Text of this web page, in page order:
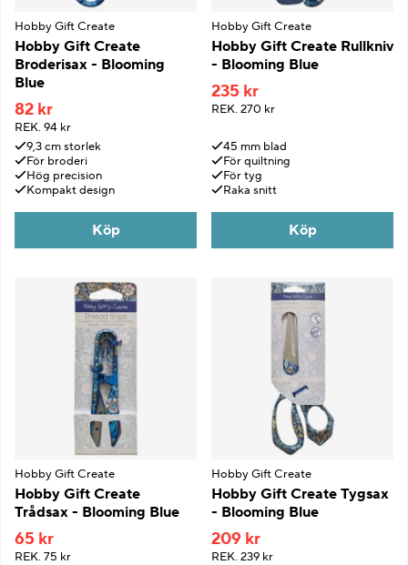
Hobby Gift Create
Hobby Gift Create
Broderisax - Blooming
Blue
82 kr
REK. 94 kr
9,3 cm storlek
För broderi
Hög precision
Kompakt design
Köp
Hobby Gift Create
Hobby Gift Create Rullkniv
- Blooming Blue
235 kr
REK. 270 kr
45 mm blad
För quiltning
För tyg
Raka snitt
Köp
Hobby Gift Create
Hobby Gift Create
Trådsax - Blooming Blue
65 kr
REK. 75 kr
Hobby Gift Create
Hobby Gift Create Tygsax
- Blooming Blue
209 kr
REK. 239 kr